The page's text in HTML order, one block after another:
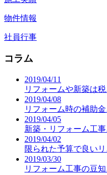
物件情報
社員行事
コラム
2019/04/11
リフォームや新築は
2019/04/08
リフォーム時の補助
2019/04/05
新築・リフォーム工
2019/04/02
限られた予算で良い
2019/03/30
リフォーム工事の豆